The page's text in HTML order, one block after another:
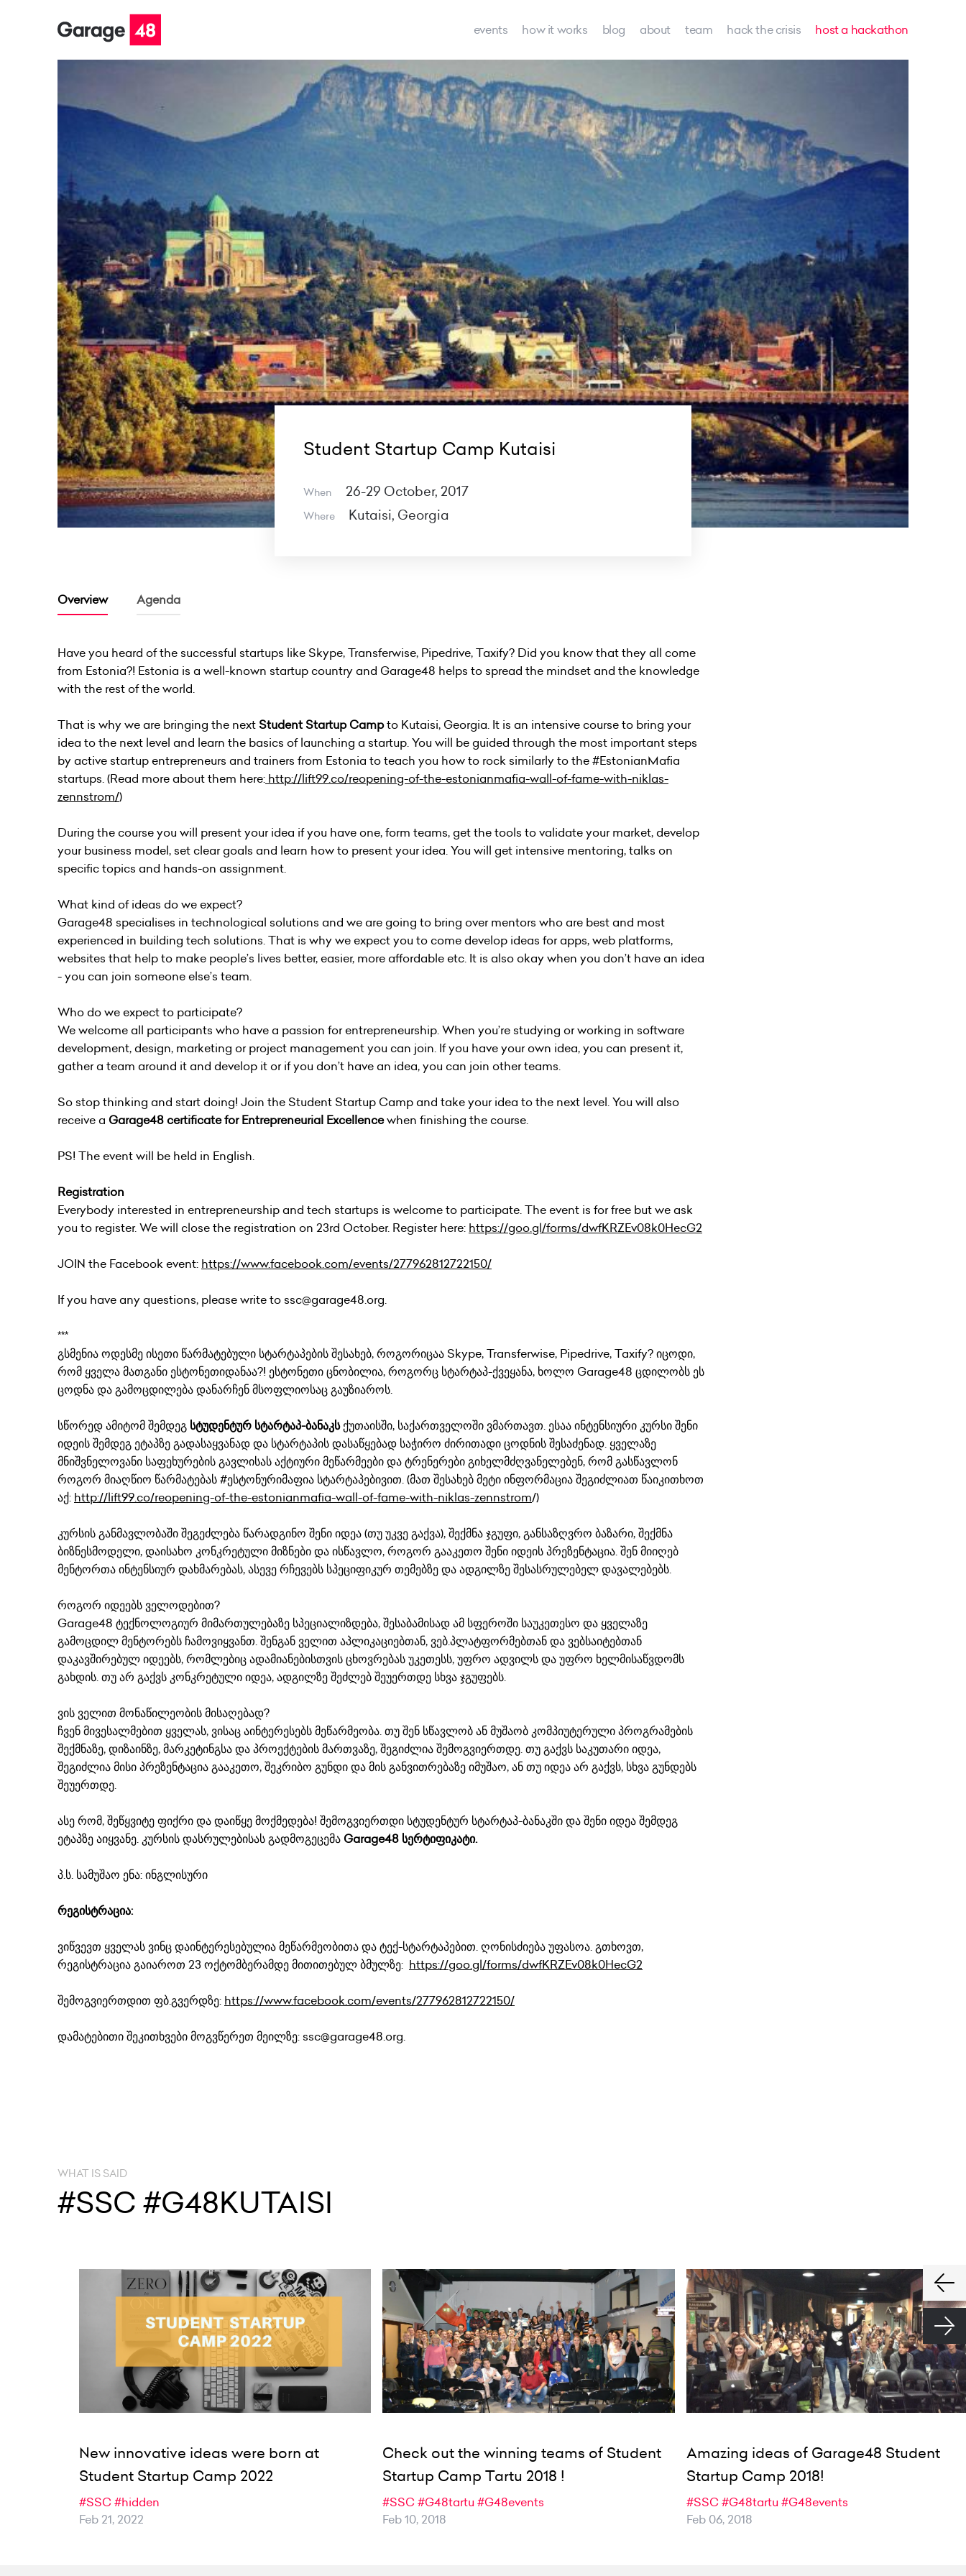
events how it works blog about team hack the crisis host a hackathon
Student Startup Camp Kutaisi
When 26-29 October, 2017
Where Kutaisi, Georgia
Overview Agenda
Have you heard of the successful startups like Skype, Transferwise, Pipedrive, Taxify? Did you know that they all come
from Estonia?! Estonia is a well-known startup country and Garage48 helps to spread the mindset and the knowledge
with the rest of the world.
That is why we are bringing the next Student Startup Campto Kutaisi, Georgia. It is an intensive course to bring your
idea to the next level and learn the basics of launching a startup. You will be guided through the most important steps
by active startup entrepreneurs and trainers from Estonia to teach you how to rock similarly to the #EstonianMafia
startups. (Read more about them here: http://lift99.co/reopening-of-the-estonianmafia-wall-of-fame-with-niklas-
zennstrom/)
During the course you will present your idea if you have one, form teams, get the tools to validate your market, develop
your business model, set clear goals and learn how to present your idea. You will get intensive mentoring, talks on
specific topics and hands-on assignment.
What kind of ideas do we expect?
Garage48 specialises in technological solutions and we are going to bring over mentors who are best and most
experienced in building tech solutions. That is why we expect you to come develop ideas for apps, web platforms,
websites that help to make people’s lives better, easier, more affordable etc. It is also okay when you don’t have an idea
- you can join someone else’s team.
Who do we expect to participate?
We welcome all participants who have a passion for entrepreneurship. When you’re studying or working in software
development, design, marketing or project management you can join. If you have your own idea, you can present it,
gather a team around it and develop it or if you don’t have an idea, you can join other teams.
So stop thinking and start doing! Join the Student Startup Camp and take your idea to the next level. You will also
receive a Garage48 certificate for Entrepreneurial Excellencewhen finishing the course.
PS! The event will be held in English.
Registration
Everybody interested in entrepreneurship and tech startups is welcome to participate. The event is for free but we ask
you to register. We will close the registration on 23rd October. Register here: https://goo.gl/forms/dwfKRZEv08k0HecG2
JOIN the Facebook event: https://www.facebook.com/events/277962812722150/
If you have any questions, please write to ssc@garage48.org.
***
გსმენია ოდესმე ისეთი წარმატებული სტარტაპების შესახებ, როგორიცაა Skype, Transferwise, Pipedrive, Taxify? იცოდი,
რომ ყველა მათგანი ესტონეთიდანაა?! ესტონეთი ცნობილია, როგორც სტარტაპ-ქვეყანა, ხოლო Garage48 ცდილობს ეს
ცოდნა და გამოცდილება დანარჩენ მსოფლიოსაც გაუზიაროს.
სწორედ ამიტომ შემდეგ სტუდენტურ სტარტაპ-ბანაკსქუთაისში, საქართველოში ვმართავთ. ესაა ინტენსიური კურსი შენი
იდეის შემდეგ ეტაპზე გადასაყვანად და სტარტაპის დასაწყებად საჭირო ძირითადი ცოდნის შესაძენად. ყველაზე
მნიშვნელოვანი საფეხურების გავლისას აქტიური მეწარმეები და ტრენერები გიხელმძღვანელებენ, რომ გასწავლონ
როგორ მიაღწიო წარმატებას #ესტონურიმაფია სტარტაპებივით. (მათ შესახებ მეტი ინფორმაცია შეგიძლიათ წაიკითხოთ
აქ: http://lift99.co/reopening-of-the-estonianmafia-wall-of-fame-with-niklas-zennstrom/)
კურსის განმავლობაში შეგეძლება წარადგინო შენი იდეა (თუ უკვე გაქვა), შექმნა ჯგუფი, განსაზღვრო ბაზარი, შექმნა
ბიზნესმოდელი, დაისახო კონკრეტული მიზნები და ისწავლო, როგორ გააკეთო შენი იდეის პრეზენტაცია. შენ მიიღებ
მენტორთა ინტენსიურ დახმარებას, ასევე რჩევებს სპეციფიკურ თემებზე და ადგილზე შესასრულებელ დავალებებს.
როგორ იდეებს ველოდებით?
Garage48 ტექნოლოგიურ მიმართულებაზე სპეციალიზდება, შესაბამისად ამ სფეროში საუკეთესო და ყველაზე
გამოცდილ მენტორებს ჩამოვიყვანთ. შენგან ველით აპლიკაციებთან, ვებ.პლატფორმებთან და ვებსაიტებთან
დაკავშირებულ იდეებს, რომლებიც ადამიანებისთვის ცხოვრებას უკეთესს, უფრო ადვილს და უფრო ხელმისაწვდომს
გახდის. თუ არ გაქვს კონკრეტული იდეა, ადგილზე შეძლებ შეუერთდე სხვა ჯგუფებს.
ვის ველით მონაწილეობის მისაღებად?
ჩვენ მივესალმებით ყველას, ვისაც აინტერესებს მეწარმეობა. თუ შენ სწავლობ ან მუშაობ კომპიუტერული პროგრამების
შექმნაზე, დიზაინზე, მარკეტინგსა და პროექტების მართვაზე, შეგიძლია შემოგვიერთდე. თუ გაქვს საკუთარი იდეა,
შეგიძლია მისი პრეზენტაცია გააკეთო, შეკრიბო გუნდი და მის განვითრებაზე იმუშაო, ან თუ იდეა არ გაქვს, სხვა გუნდებს
შეუერთდე.
ასე რომ, შეწყვიტე ფიქრი და დაიწყე მოქმედება! შემოგვიერთდი სტუდენტურ სტარტაპ-ბანაკში და შენი იდეა შემდეგ
ეტაპზე აიყვანე. კურსის დასრულებისას გადმოგეცემა Garage48 სერტიფიკატი.
პ.ს. სამუშაო ენა: ინგლისური
რეგისტრაცია:
ვიწვევთ ყველას ვინც დაინტერესებულია მეწარმეობითა და ტექ-სტარტაპებით. ღონისძიება უფასოა. გთხოვთ,
რეგისტრაცია გაიაროთ 23 ოქტომბერამდე მითითებულ ბმულზე: https://goo.gl/forms/dwfKRZEv08k0HecG2
შემოგვიერთდით ფბ.გვერდზე: https://www.facebook.com/events/277962812722150/
დამატებითი შეკითხვები მოგვწერეთ მეილზე: ssc@garage48.org.
WHAT IS SAID
#SSC #G48KUTAISI
New innovative ideas were born at
Student Startup Camp 2022
#SSC#hidden
Feb 21, 2022
Check out the winning teams of Student
Startup Camp Tartu 2018 !
#SSC#G48tartu #G48events
Feb 10, 2018
Amazing ideas of Garage48 Student
Startup Camp 2018!
#SSC#G48tartu #G48events
Feb 06, 2018